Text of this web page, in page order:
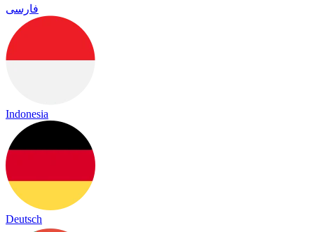
فارسی
Indonesia
Deutsch